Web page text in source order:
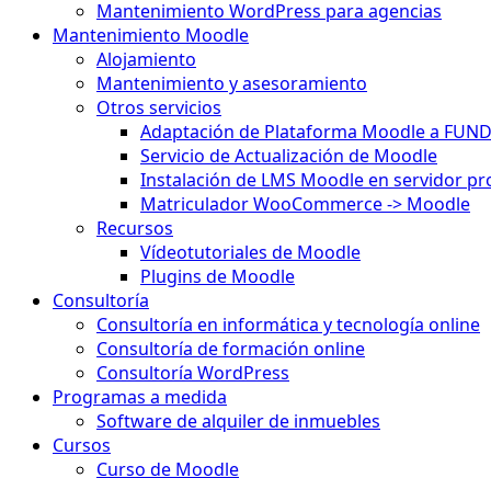
Mantenimiento WordPress para agencias
Mantenimiento Moodle
Alojamiento
Mantenimiento y asesoramiento
Otros servicios
Adaptación de Plataforma Moodle a
Servicio de Actualización de Moodle
Instalación de LMS Moodle en servidor
Matriculador WooCommerce -> Moodle
Recursos
Vídeotutoriales de Moodle
Plugins de Moodle
Consultoría
Consultoría en informática y tecnología online
Consultoría de formación online
Consultoría WordPress
Programas a medida
Software de alquiler de inmuebles
Cursos
Curso de Moodle